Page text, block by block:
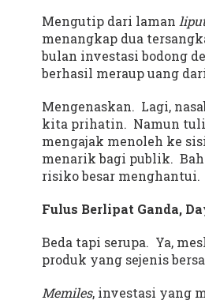
Mengutip dari laman
menangkap dua
bulan investasi bodong
berhasil meraup uang
Mengenaskan. Lagi,
kita prihatin. Namun
mengajak menoleh ke
menarik bagi publik.
risiko besar menghantui.
Fulus Berlipat Ganda,
Beda tapi serupa. Ya,
produk yang sejenis
Memiles, investasi yang